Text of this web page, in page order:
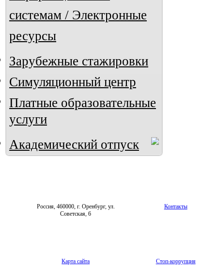
системам / Электронные
ресурсы
Зарубежные стажировки
Симуляционный центр
Платные образовательные
услуги
Академический отпуск
Россия, 460000, г. Оренбург, ул.
Советская, 6
Контакты
Карта сайта Стоп-коррупция